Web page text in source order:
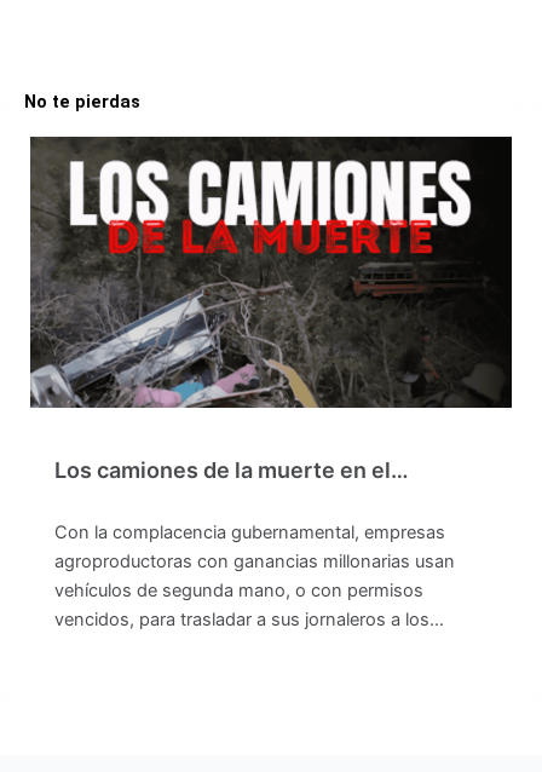
No te pierdas
Los camiones de la muerte en el…
Con la complacencia gubernamental, empresas
agroproductoras con ganancias millonarias usan
vehículos de segunda mano, o con permisos
vencidos, para trasladar a sus jornaleros a los…